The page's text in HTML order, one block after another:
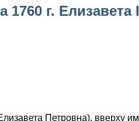
г. Елизавета
Петровна), вверху